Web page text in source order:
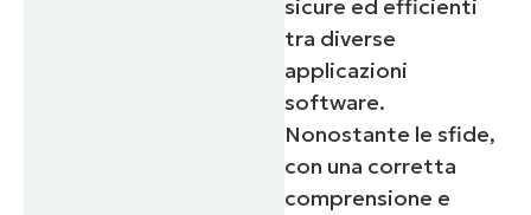
sicure ed efficienti
tra diverse
applicazioni
software.
Nonostante le sfide,
con una corretta
comprensione e